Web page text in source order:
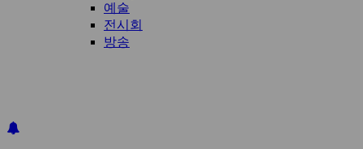
예술
전시회
방송